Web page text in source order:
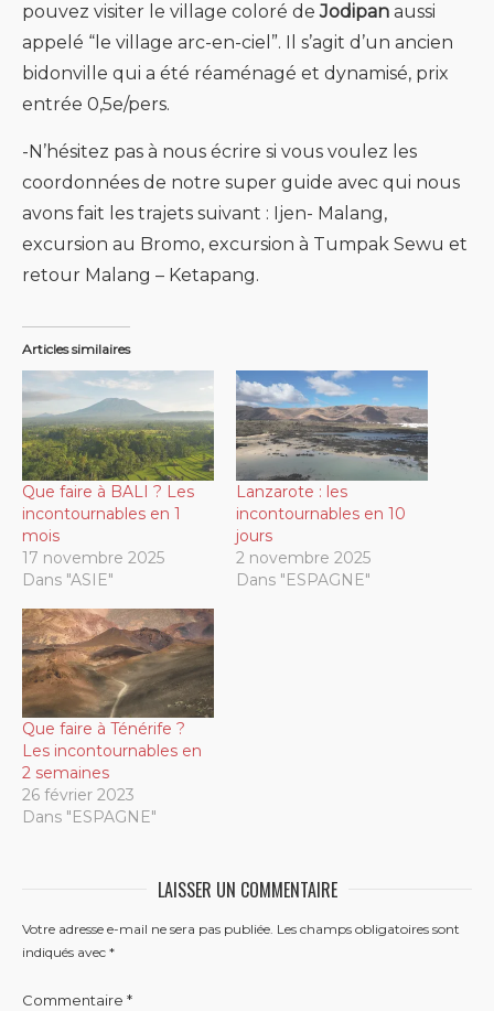
pouvez visiter le village coloré deJodipan aussi
appelé “le village arc-en-ciel”. Il s’agit d’un ancien
bidonville qui a été réaménagé et dynamisé, prix
entrée 0,5e/pers.
-N’hésitez pas à nous écrire si vous voulez les
coordonnées de notre super guide avec qui nous
avons fait les trajets suivant : Ijen- Malang,
excursion au Bromo, excursion à Tumpak Sewu et
retour Malang – Ketapang.
Articles similaires
Que faire à BALI ? Les
incontournables en 1
mois
17 novembre 2025
Dans "ASIE"
Lanzarote : les
incontournables en 10
jours
2 novembre 2025
Dans "ESPAGNE"
Que faire à Ténérife ?
Les incontournables en
2 semaines
26 février 2023
Dans "ESPAGNE"
LAISSER UN COMMENTAIRE
Votre adresse e-mail ne sera pas publiée. Les champs obligatoires sont
indiqués avec *
Commentaire *